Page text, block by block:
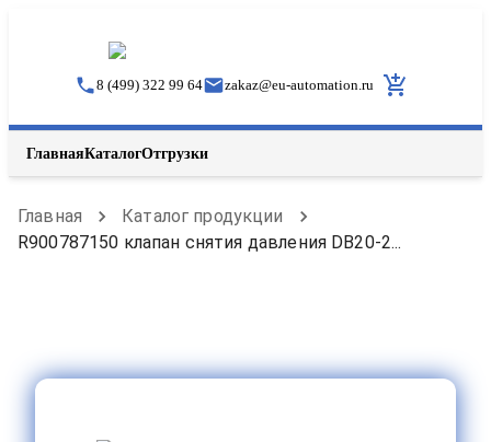
8 (499) 322 99 64 zakaz@eu-automation.ru
ГлавнаяКаталогОтгрузки
Главная
Каталог продукции
R900787150 клапан снятия давления DB20-2...